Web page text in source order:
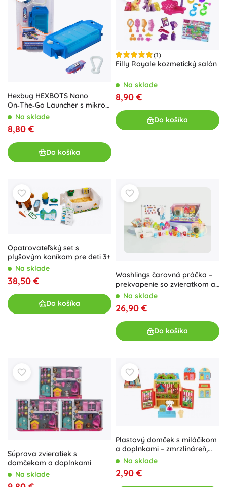
Hexbug HEXBOTS Nano
On‑The‑Go Launcher s mikro
robotom
Na sklade
8,80 €
Do košíka
(1)
Filly Royale kozmetický salón
Na sklade
8,90 €
Do košíka
Opatrovateľský set s
plyšovým koníkom pre deti 3+
Na sklade
38,50 €
Do košíka
Washlings čarovná práčka –
prekvapenie so zvieratkom a
doplnkami
Na sklade
26,90 €
Do košíka
Súprava zvieratiek s
domčekom a doplnkami
Na sklade
Plastový domček s miláčikom
a doplnkami – zmrzlináreň,
kvetinárstvo alebo salón
Na sklade
2,90 €